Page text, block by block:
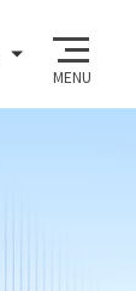
MENU